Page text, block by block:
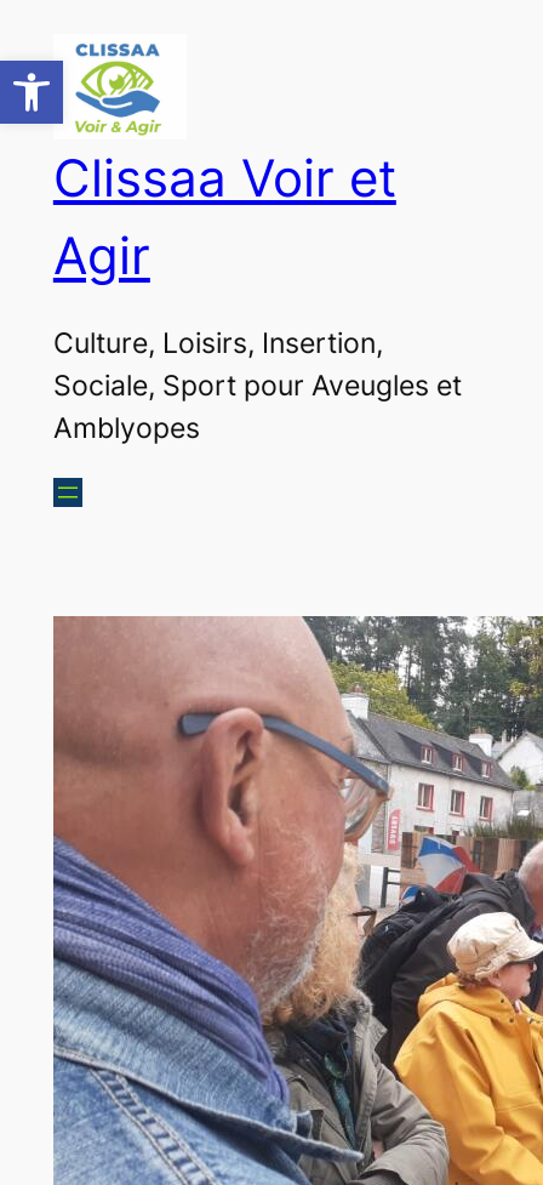
Ouvrir la barre d’outils
au
contenu
Clissaa Voir et
Agir
Culture, Loisirs, Insertion,
Sociale, Sport pour Aveugles et
Amblyopes